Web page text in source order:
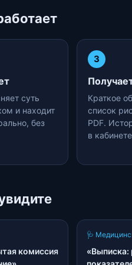
суть
и находит
без
3
Краткое
список
PDF.
в
комиссия
🩺